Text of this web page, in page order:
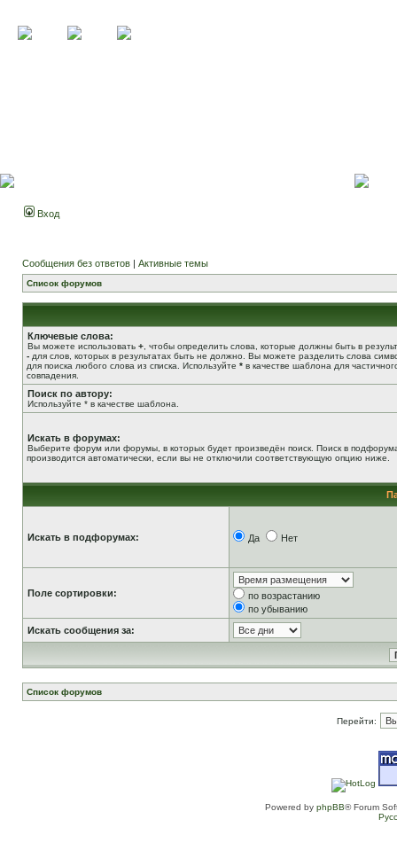
Вход
Сообщения без ответов | Активные темы
Список форумов
Ключевые слова:
Вы можете использовать + , чтобы определить слова, которые должны быть в
- для слов, которых в результатах быть не должно. Вы можете разделить слова
для поиска любого слова из списка. Используйте * в качестве шаблона для
совпадения.
Поиск по автору:
Используйте * в качестве шаблона.
Искать в форумах:
Выберите форум или форумы, в которых будет произведён поиск. Поиск в
производится автоматически, если вы не отключили соответствующую опцию ниже.
Искать в подфорумах: Да Нет
Поле сортировки:
по возрастанию
по убыванию
Искать сообщения за:
Список форумов
Перейти:
Powered by phpBB® Forum